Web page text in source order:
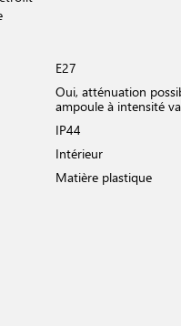
E27
Oui, atténuation
ampoule à intensité
IP44
Intérieur
Matière plastique